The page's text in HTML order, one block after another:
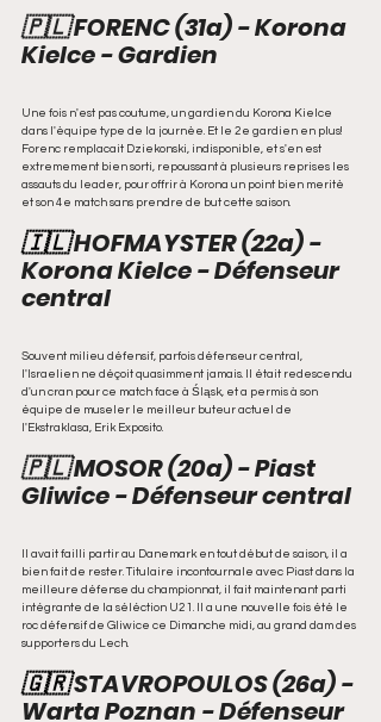
🇵🇱 FORENC (31a) - Korona
Kielce - Gardien
Une fois n'est pas coutume, un gardien du Korona Kielce
dans l'èquipe type de la journèe. Et le 2e gardien en plus!
Forenc remplacait Dziekonski, indisponible, et s'en est
extremement bien sorti, repoussant à plusieurs reprises les
assauts du leader, pour offrir à Korona un point bien meritè
et son 4e match sans prendre de but cette saison.
🇮🇱 HOFMAYSTER (22a) -
Korona Kielce - Défenseur
central
Souvent milieu défensif, parfois défenseur central,
l'Israelien ne déçoit quasimment jamais. Il était redescendu
d'un cran pour ce match face à Śląsk, et a permis à son
équipe de museler le meilleur buteur actuel de
l'Ekstraklasa, Erik Exposito.
🇵🇱 MOSOR (20a) - Piast
Gliwice - Défenseur central
Il avait failli partir au Danemark en tout début de saison, il a
bien fait de rester. Titulaire incontournale avec Piast dans la
meilleure défense du championnat, il fait maintenant parti
intégrante de la séléction U21. Il a une nouvelle fois été le
roc défensif de Gliwice ce Dimanche midi, au grand dam des
supporters du Lech.
🇬🇷 STAVROPOULOS (26a) -
Warta Poznan - Défenseur